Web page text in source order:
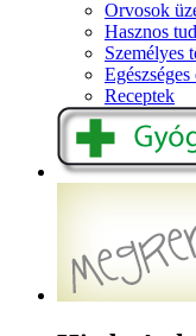
Orvosok
Hasznos
Személyes
Receptek